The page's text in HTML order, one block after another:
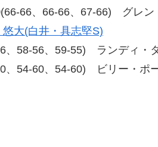
66、66-66、67-66) グレン
悠大(白井・具志堅S)
58-56、59-55) ランディ・
54-60、54-60) ビリー・ポ